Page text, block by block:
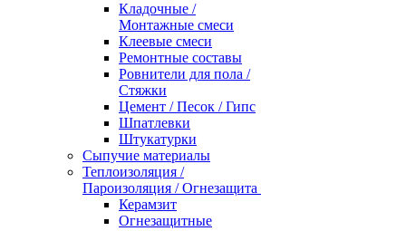
Кладочные /
Монтажные смеси
Клеевые смеси
Ремонтные составы
Ровнители для пола /
Стяжки
Цемент / Песок / Гипс
Шпатлевки
Штукатурки
Сыпучие материалы
Теплоизоляция /
Пароизоляция / Огнезащита
Керамзит
Огнезащитные